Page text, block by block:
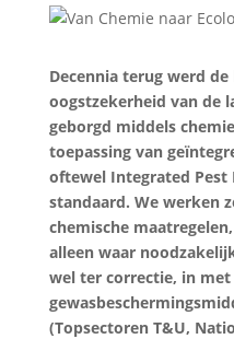
Decennia terug werd
oogstzekerheid van de
geborgd middels
toepassing van
oftewel Integrated Pest
standaard. We werken
chemische
alleen waar
wel ter correctie, in met
(Topsectoren T&U,